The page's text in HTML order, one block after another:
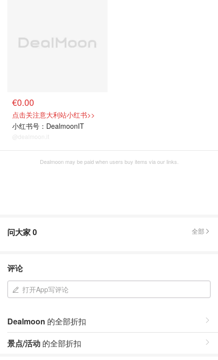
€0.00
点击关注意大利站小红书>>
小红书号：DealmoonIT
@dealmoon.it
Dealmoon may be paid when users buy items via our links.
问大家0 全部
评论
打开App写评论
Dealmoon 的全部折扣
景点/活动 的全部折扣